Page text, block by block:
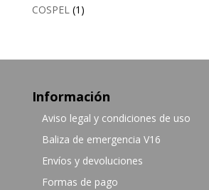
COSPEL (1)
Información
Aviso legal y condiciones de uso
Baliza de emergencia V16
Envíos y devoluciones
Formas de pago